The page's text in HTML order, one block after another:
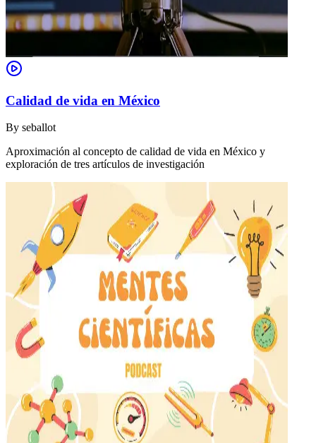
Calidad de vida en México
By seballot
Aproximación al concepto de calidad de vida en México y
exploración de tres artículos de investigación